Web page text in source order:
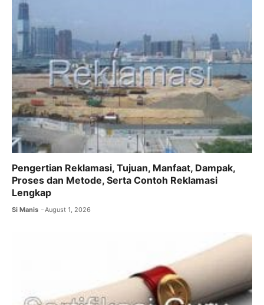
o
k
Pengertian Reklamasi, Tujuan, Manfaat, Dampak,
Proses dan Metode, Serta Contoh Reklamasi
Lengkap
Si Manis August 1, 2026